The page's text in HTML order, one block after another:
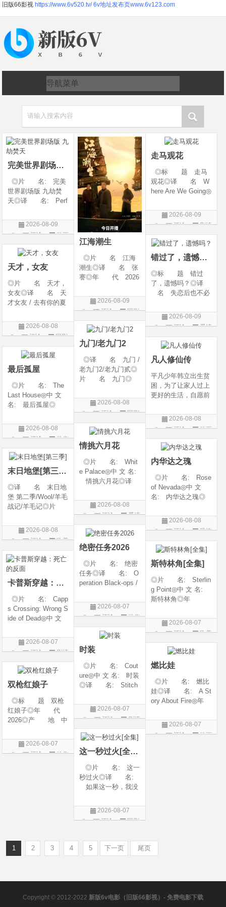
旧版66影视 https://www.6v520.tv/ 6v地址发布页www.6v123.com
请输入搜索内容
完美世界剧场版 九劫焚天
◎片 名: 完美
世界剧场版 九劫焚
天◎译 名: Perf
ne Calamities Burnin
g Heaven / Perfect
ribulations Incinerate
the H
2026-08-09
评论
动画
片
江海潮生
◎片 名 江海
潮生◎译 名 张
謇◎年 代 2026
陆◎类 别 传记
/ 历史 / 古装◎语
上映日期 2026-07-
20(中国大陆)◎
2026-08-09
评论
国剧
走马观花
◎标 题 走马
观花◎译 名 W
here Are We Going◎
产 地 中国大陆
◎类 别 剧情◎
话◎上映日期 2026
-06-12(中国大陆)◎
2026-08-09
评论
剧情
片
错过了，遗憾吗？
◎标 题 错过
了，遗憾吗？◎译
名 失恋后也不必
rself◎年 代 20
26◎产 地 中国
剧 / 爱情◎语
言 汉语普通话◎上
映
2026-08-09
评论
爱情
片
天才，女友
◎片 名 天才，
女友◎译 名 天
才女友 / 去有你的夏
年 代 2026◎
产 地 中国大陆
爱情◎语 言 汉
语普通话◎上映日期
2026-08-08
评论
国剧
九门/老九门2
◎译 名 九门 /
老九门2/老九门贰◎
片 名 九门◎
产 地 中国大陆
◎类 别 剧情 /
言 汉语普通话◎上
映日期 2026-07
2026-08-08
评论
国剧
凡人修仙传
平凡少年韩立出生贫
困，为了让家人过上
更好的生活，自愿前
核，最终被墨大夫收
入门下。 墨大夫一
养、传授医术，让韩
立对他非常感激，但
随着一同入
2026-08-08
评论
动画
片
最后孤屋
◎片 名: The
Last House◎中 文
名: 最后孤屋◎
Eleven Eight One S
even◎年 代: 2
国 / 法国 / 美国◎
类 别: 动作 /
2026-08-08
评论
动作
片
情挑六月花
◎片 名: Whit
e Palace◎中 文 名:
情挑六月花◎译
道之恋 / 白色宫殿◎
年 代: 1990◎
类 别: 剧情 / 爱
情◎语
2026-08-08
评论
爱情
片
内华达之瑰
◎片 名: Rose
of Nevada◎中 文
名: 内华达之瑰◎
玫瑰 / 英伦转生号
(港) / 谜航(台)◎年
地: 英国◎类
别: 剧情 / 恐
2026-08-08
评论
恐怖
片
末日地堡[第三季]
◎译 名 末日地
堡 第二季/Wool/羊毛
战记/羊毛记◎片
◎年 代 2024◎
产 地 美国◎
幻 / 悬疑◎语
言 英语◎上映日
2026-08-08
评论
欧美
剧
绝密任务2026
◎片 名: 绝密
任务◎译 名: O
peration Black-ops /
&amp;middot;绝密任
务◎年 代: 202
大陆◎类 别:
动作 / 战争 / 犯
2026-08-07
评论
动作
片
斯特林角[全集]
◎片 名: Sterlin
g Point◎中 文 名:
斯特林角◎年
地: 美国◎类
别: 剧情◎语
期: 2026-08-05(美
国)◎IMDb评分: 6
2026-08-07
评论
欧美
剧
卡普斯穿越：死亡的反面
◎片 名: Capp
s Crossing: Wrong S
ide of Dead◎中 文
死亡的反面◎年
代: 2026◎产
别: 剧情 / 悬疑 / 惊
悚 / 犯罪◎语
2026-08-07
评论
剧情
片
时装
◎片 名: Cout
ure◎中 文 名: 时装
◎译 名: Stitch
(台)◎年 代: 20
25◎产 地: 法
剧情◎语 言:
法语 /
2026-08-07
评论
剧情
片
燃比娃
◎片 名: 燃比
娃◎译 名: A St
ory About Fire◎年
地: 中国大陆◎
类 别: 动画 / 奇
2026-08-07
评论
动画
双枪红娘子
◎标 题 双枪
红娘子◎年 代
2026◎产 地 中
剧情 / 动作 / 战争◎
上映日期 2026-08-
2026-08-07
评论
动作
这一秒过火[全集]
◎片 名: 这一
秒过火◎译 名:
如果这一秒，我没
年 代: 2026◎
产 地: 中国大
汉语普通话◎上映
2026-08-07
评论
国剧
1 2 3 4 5 下一页 尾页
Copyright © 2012-2022 新版6v电影（旧版66影视）- 免费电影下载